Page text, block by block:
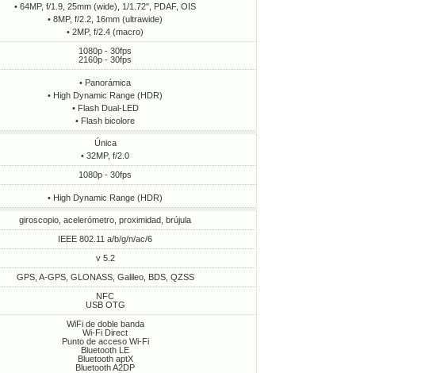
• 64MP, f/1.9, 25mm (wide), 1/1.72", PDAF, OIS
• 8MP, f/2.2, 16mm (ultrawide)
• 2MP, f/2.4 (macro)
1080p - 30fps
2160p - 30fps
• Panorámica
• High Dynamic Range (HDR)
• Flash Dual-LED
• Flash bicolore
Única
• 32MP, f/2.0
1080p - 30fps
• High Dynamic Range (HDR)
giroscopio, acelerómetro, proximidad, brújula
IEEE 802.11 a/b/g/n/ac/6
v 5.2
GPS, A-GPS, GLONASS, Galileo, BDS, QZSS
NFC
USB OTG
WiFi de doble banda
Wi-Fi Direct
Punto de acceso Wi-Fi
Bluetooth LE
Bluetooth aptX
Bluetooth A2DP